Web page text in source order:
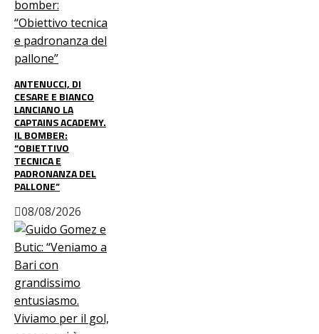
ANTENUCCI, DI
CESARE E BIANCO
LANCIANO LA
CAPTAINS ACADEMY.
IL BOMBER:
“OBIETTIVO
TECNICA E
PADRONANZA DEL
PALLONE”
08/08/2026